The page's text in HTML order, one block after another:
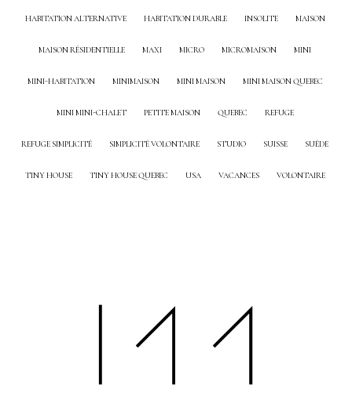
HABITATION ALTERNATIVE HABITATION DURABLE INSOLITE MAISON
MAISON RÉSIDENTIELLE MAXI MICRO MICROMAISON MINI
MINI-HABITATION MINIMAISON MINI MAISON MINI MAISON QUEBEC
MINI MINI-CHALET PETITE MAISON QUEBEC REFUGE
REFUGE SIMPLICITÉ SIMPLICITÉ VOLONTAIRE STUDIO SUISSE SUÈDE
TINY HOUSE TINY HOUSE QUEBEC USA VACANCES VOLONTAIRE